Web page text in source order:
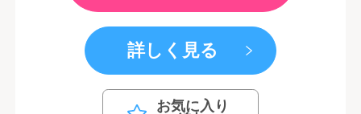
詳しく見る
お気に入り